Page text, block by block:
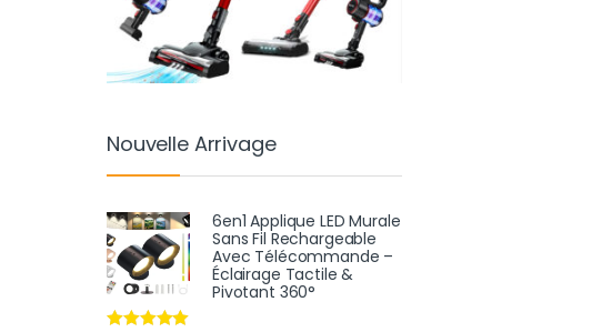
Nouvelle Arrivage
6en1 Applique LED Murale
Sans Fil Rechargeable
Avec Télécommande –
Éclairage Tactile &
Pivotant 360°